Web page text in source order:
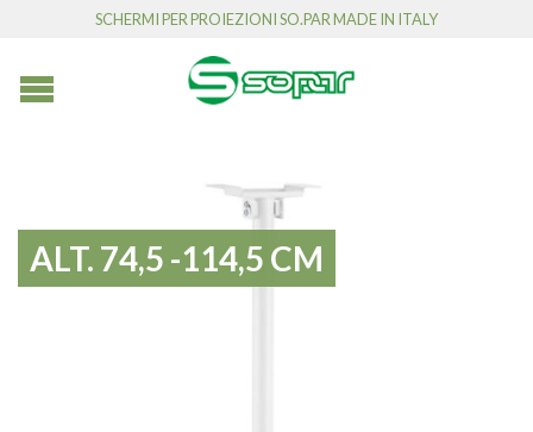
SCHERMI PER PROIEZIONI SO.PAR MADE IN ITALY
ALT. 74,5 -114,5 CM